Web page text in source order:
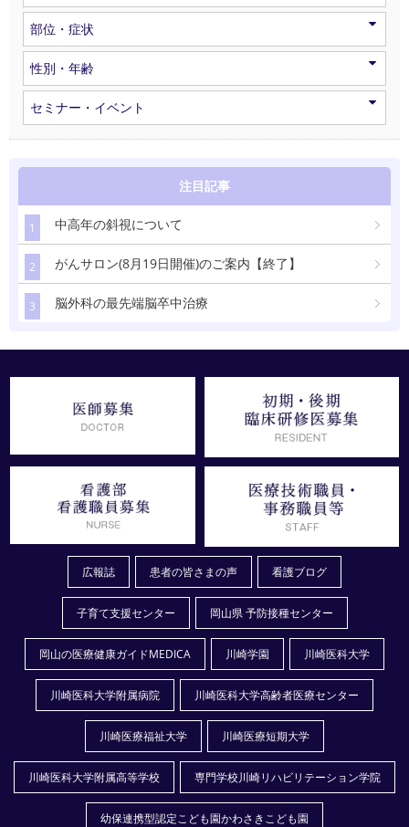
部位・症状
性別・年齢
セミナー・イベント
注目記事
1 中高年の斜視について
2 がんサロン(8月19日開催)のご案内【終了】
3 脳外科の最先端脳卒中治療
広報誌 患者の皆さまの声 看護ブログ
子育て支援センター 岡山県 予防接種センター
岡山の医療健康ガイドMEDICA 川崎学園 川崎医科大学
川崎医科大学附属病院 川崎医科大学高齢者医療センター
川崎医療福祉大学 川崎医療短期大学
川崎医科大学附属高等学校 専門学校川崎リハビリテーション学院
幼保連携型認定こども園かわさきこども園